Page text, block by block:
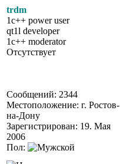
trdm
1c++ power user
qt1l developer
1c++ moderator
Отсутствует
Сообщений: 2344
Местоположение: г. Ростов-
на-Дону
Зарегистрирован: 19. Мая
2006
Пол: